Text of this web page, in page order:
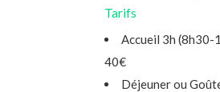
Tarifs
Accueil 3h (8h30-
40€
Déjeuner ou